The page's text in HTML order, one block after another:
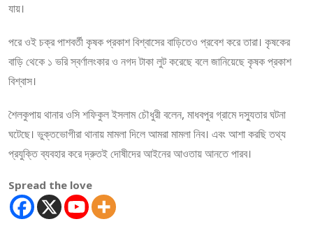
যায়।
পরে ওই চক্র পাশবর্তী কৃষক প্রকাশ বিশ্বাসের বাড়িতেও প্রবেশ করে তারা। কৃষকের
বাড়ি থেকে ১ ভরি স্বর্ণালংকার ও নগদ টাকা লুট করেছে বলে জানিয়েছে কৃষক প্রকাশ
বিশ্বাস।
শৈলকুপায় থানার ওসি শফিকুল ইসলাম চৌধুরী বলেন, মাধবপুর গ্রামে দস্যুতার ঘটনা
ঘটেছে। ভুক্তভোগীরা থানায় মামলা দিলে আমরা মামলা নিব। এবং আশা করছি তথ্য
প্রযুক্তি ব্যবহার করে দ্রুতই দোষীদের আইনের আওতায় আনতে পারব।
Spread the love